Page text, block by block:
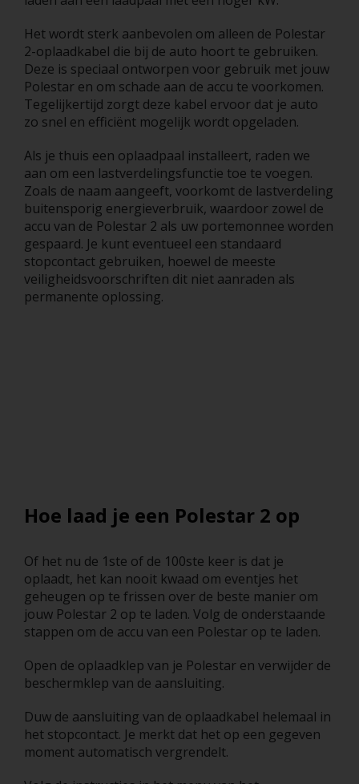
Het wordt sterk aanbevolen om alleen de Polestar
2-oplaadkabel die bij de auto hoort te gebruiken.
Deze is speciaal ontworpen voor gebruik met jouw
Polestar en om schade aan de accu te voorkomen.
Tegelijkertijd zorgt deze kabel ervoor dat je auto
zo snel en efficiënt mogelijk wordt opgeladen.
Als je thuis een oplaadpaal installeert, raden we
aan om een lastverdelingsfunctie toe te voegen.
Zoals de naam aangeeft, voorkomt de lastverdeling
buitensporig energieverbruik, waardoor zowel de
accu van de Polestar 2 als uw portemonnee worden
gespaard. Je kunt eventueel een standaard
stopcontact gebruiken, hoewel de meeste
veiligheidsvoorschriften dit niet aanraden als
permanente oplossing.
Hoe laad je een Polestar 2 op
Of het nu de 1ste of de 100ste keer is dat je
oplaadt, het kan nooit kwaad om eventjes het
geheugen op te frissen over de beste manier om
jouw Polestar 2 op te laden. Volg de onderstaande
stappen om de accu van een Polestar op te laden.
Open de oplaadklep van je Polestar en verwijder de
beschermklep van de aansluiting.
Duw de aansluiting van de oplaadkabel helemaal in
het stopcontact. Je merkt dat het op een gegeven
moment automatisch vergrendelt.